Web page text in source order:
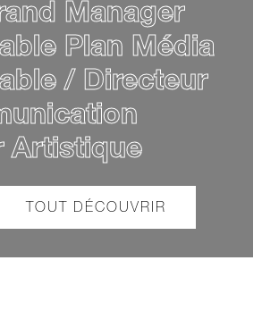
Manager
Plan Média
/ Directeur
Artistique
TOUT DÉCOUVRIR